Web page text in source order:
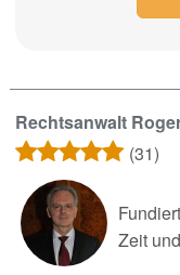
Rechtsanwalt
(31)
Zeit